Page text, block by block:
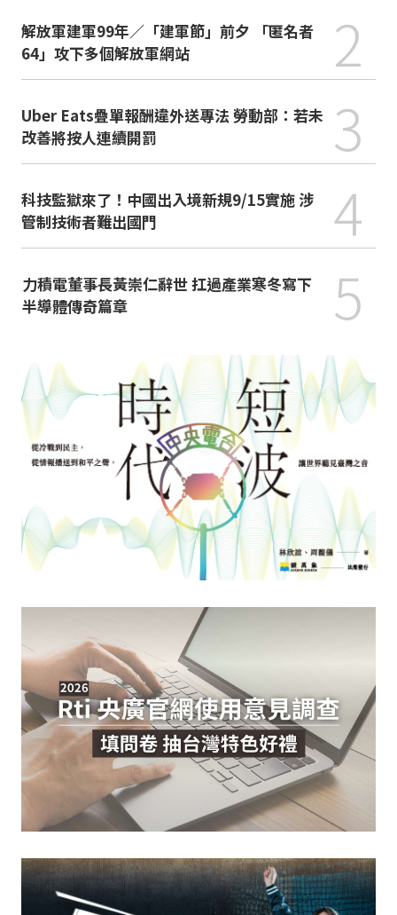
解放軍建軍99年／「建軍節」前夕 「匿名者
64」攻下多個解放軍網站
2
Uber Eats疊單報酬違外送專法 勞動部：若未
改善將按人連續開罰
3
科技監獄來了！中國出入境新規9/15實施 涉
管制技術者難出國門
4
力積電董事長黃崇仁辭世 扛過產業寒冬寫下
半導體傳奇篇章
5